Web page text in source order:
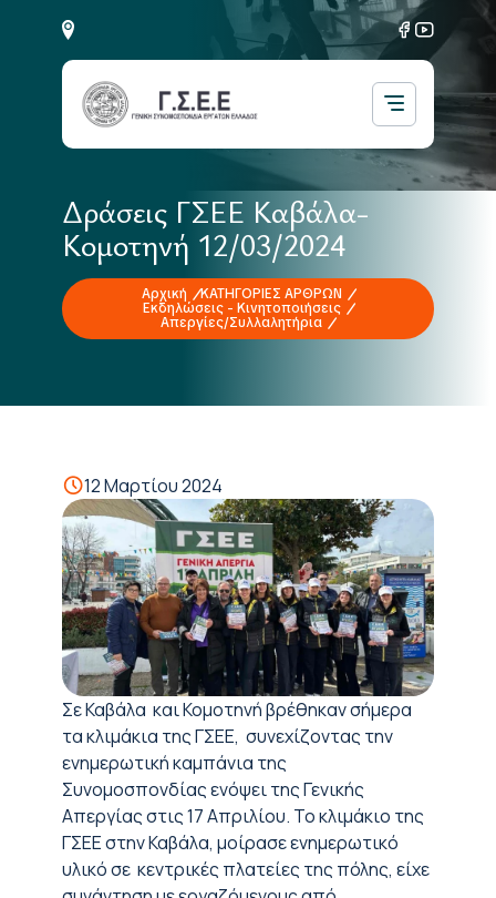
Δράσεις ΓΣΕΕ Καβάλα-
Κομοτηνή 12/03/2024
Αρχική
ΚΑΤΗΓΟΡΙΕΣ ΑΡΘΡΩΝ
Εκδηλώσεις - Κινητοποιήσεις
Απεργίες/Συλλαλητήρια
12 Μαρτίου 2024
Σε Καβάλα και Κομοτηνή βρέθηκαν σήμερα
τα κλιμάκια της ΓΣΕΕ, συνεχίζοντας την
ενημερωτική καμπάνια της
Συνομοσπονδίας ενόψει της Γενικής
Απεργίας στις 17 Απριλίου. Το κλιμάκιο της
ΓΣΕΕ στην Καβάλα, μοίρασε ενημερωτικό
υλικό σε κεντρικές πλατείες της πόλης, είχε